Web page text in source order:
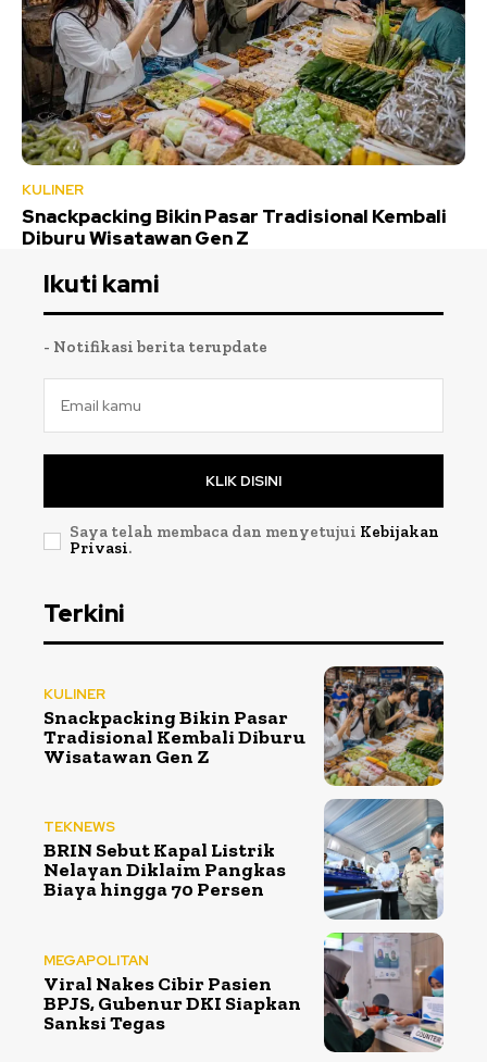
KULINER
Snackpacking Bikin Pasar Tradisional Kembali
Diburu Wisatawan Gen Z
Ikuti kami
- Notifikasi berita terupdate
KLIK DISINI
Saya telah membaca dan menyetujui Kebijakan
Privasi.
Terkini
KULINER
Snackpacking Bikin Pasar
Tradisional Kembali Diburu
Wisatawan Gen Z
TEKNEWS
BRIN Sebut Kapal Listrik
Nelayan Diklaim Pangkas
Biaya hingga 70 Persen
MEGAPOLITAN
Viral Nakes Cibir Pasien
BPJS, Gubenur DKI Siapkan
Sanksi Tegas